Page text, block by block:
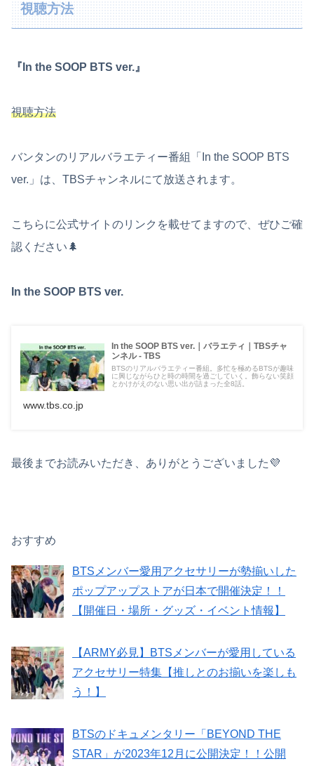
視聴方法
『In the SOOP BTS ver.』
視聴方法
バンタンのリアルバラエティー番組「In the SOOP BTS
ver.」は、TBSチャンネルにて放送されます。
こちらに公式サイトのリンクを載せてますので、ぜひご確
認ください🌲
In the SOOP BTS ver.
In the SOOP BTS ver.｜バラエティ｜TBSチャ
ンネル - TBS
BTSのリアルバラエティー番組。多忙を極めるBTSが趣味
に興じながらひと時の時間を過ごしていく。飾らない笑顔
とかけがえのない思い出が詰まった全8話。
www.tbs.co.jp
最後までお読みいただき、ありがとうございました💜
おすすめ
BTSメンバー愛用アクセサリーが勢揃いした
ポップアップストアが日本で開催決定！！
【開催日・場所・グッズ・イベント情報】
【ARMY必見】BTSメンバーが愛用している
アクセサリー特集【推しとのお揃いを楽しも
う！】
BTSのドキュメンタリー「BEYOND THE
STAR」が2023年12月に公開決定！！公開